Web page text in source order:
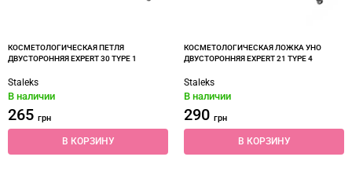
КОСМЕТОЛОГИЧЕСКАЯ ПЕТЛЯ
ДВУСТОРОННЯЯ EXPERT 30 TYPE 1
Staleks
В наличии
265 грн
В КОРЗИНУ
КОСМЕТОЛОГИЧЕСКАЯ ЛОЖКА УНО
ДВУСТОРОННЯЯ EXPERT 21 TYPE 4
Staleks
В наличии
290 грн
В КОРЗИНУ